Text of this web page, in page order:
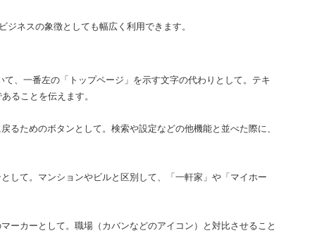
ネスの象徴としても幅広く利用できます。
、一番左の「トップページ」を示す文字の代わりとして。テキ
ることを伝えます。
ためのボタンとして。検索や設定などの他機能と並べた際に、
して。マンションやビルと区別して、「一軒家」や「マイホー
ーカーとして。職場（カバンなどのアイコン）と対比させること